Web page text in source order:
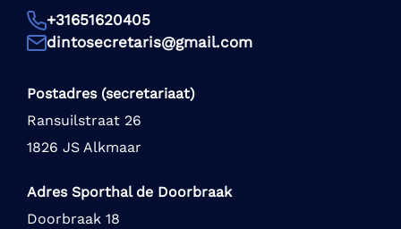
+31651620405
dintosecretaris@gmail.com
Postadres (secretariaat)
Ransuilstraat 26
1826 JS Alkmaar
Adres Sporthal de Doorbraak
Doorbraak 18